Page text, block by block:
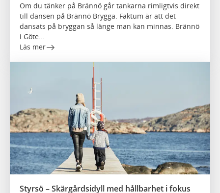
Om du tänker på Brännö går tankarna rimligtvis direkt
till dansen på Brännö Brygga. Faktum är att det
dansats på bryggan så länge man kan minnas. Brännö
i Göte...
Läs mer
Styrsö – Skärgårdsidyll med hållbarhet i fokus